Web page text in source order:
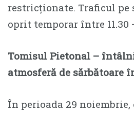
restricționate. Traficul pe
oprit temporar între 11.30
Tomisul Pietonal –
atmosferă de sărbătoare
În perioada 29 noiembrie,